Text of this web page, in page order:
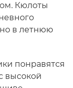
Кюлоты
в летнюю
понравятся
высокой